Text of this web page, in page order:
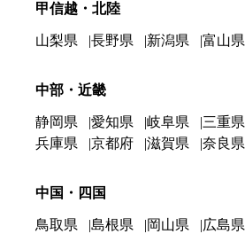
甲信越・北陸
山梨県 長野県 新潟県 富山県
中部・近畿
静岡県 愛知県 岐阜県 三重県
兵庫県
京都府 滋賀県 奈良県
中国・四国
鳥取県 島根県 岡山県 広島県